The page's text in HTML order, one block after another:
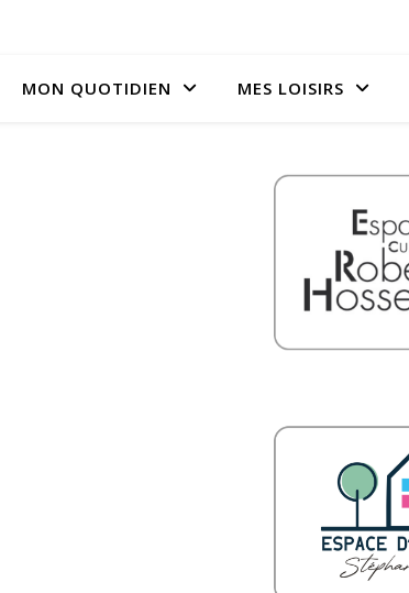
MON QUOTIDIEN MES LOISIRS